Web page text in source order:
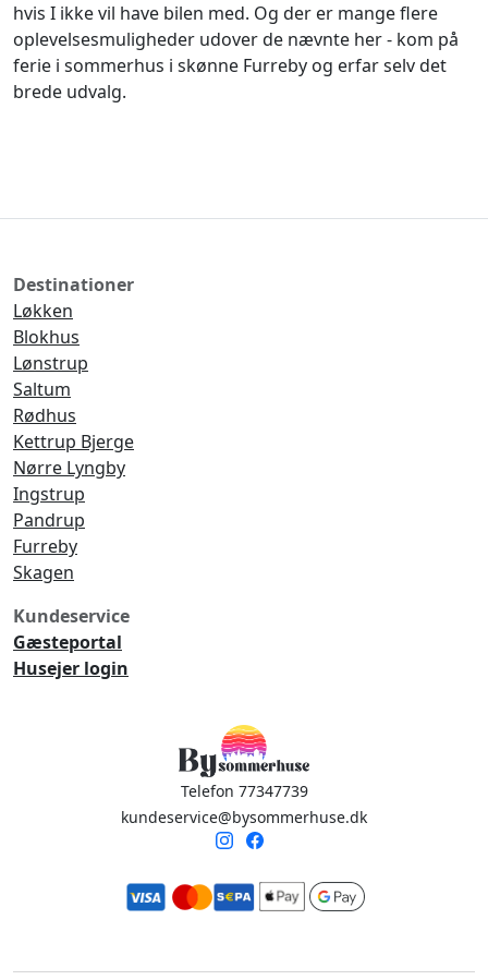
hvis I ikke vil have bilen med. Og der er mange flere
oplevelsesmuligheder udover de nævnte her - kom på
ferie i sommerhus i skønne Furreby og erfar selv det
brede udvalg.
Destinationer
Løkken
Blokhus
Lønstrup
Saltum
Rødhus
Kettrup Bjerge
Nørre Lyngby
Ingstrup
Pandrup
Furreby
Skagen
Kundeservice
Gæsteportal
Husejer login
Telefon 77347739
kundeservice@bysommerhuse.dk